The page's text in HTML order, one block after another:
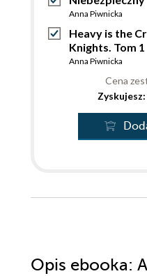
Anna Piwnicka
Heavy is the
Knights. Tom 1
Anna Piwnicka
Cena
Zyskujesz:
Opis ebooka: